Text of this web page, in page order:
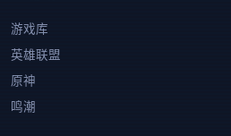
游戏库
英雄联盟
原神
鸣潮